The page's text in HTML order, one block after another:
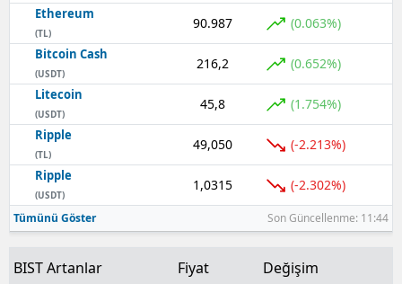
Ethereum
(TL)
90.987 (0.063%)
Bitcoin Cash
(USDT)
216,2 (0.652%)
Litecoin
(USDT)
45,8 (1.754%)
Ripple
(TL)
49,050 (-2.213%)
Ripple
(USDT)
1,0315 (-2.302%)
Tümünü Göster Son Güncellenme: 11:44
BIST Artanlar Fiyat Değişim